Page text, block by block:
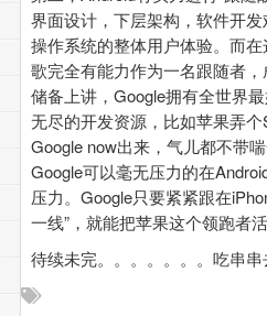
界面设计，下层架构，软件开
操作系统的整体用户体验。而
歌完全有能力作为一名跟随者
储备上讲，Google拥有全世界
无尽的开发资源，比如苹果弄
Google now出来，气儿都不带
Google可以毫无压力的在
压力。Google只要紧紧跟在
一线”，就能把苹果这个领跑者活
待续未完。。。。。。。吃串串